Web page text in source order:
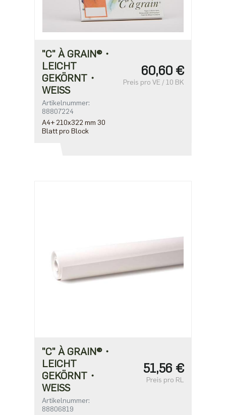
"C" À GRAIN®・
LEICHT
GEKÖRNT・
WEISS
Artikelnummer:
88807224
A4+ 210x322 mm 30
Blatt pro Block
60,60 €
Preis pro VE / 10 BK
"C" À GRAIN®・
LEICHT
GEKÖRNT・
WEISS
Artikelnummer:
88806819
51,56 €
Preis pro RL